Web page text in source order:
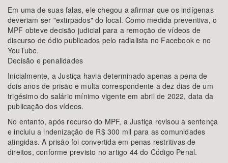
Em uma de suas falas, ele chegou a afirmar que os indígenas
deveriam ser "extirpados" do local. Como medida preventiva, o
MPF obteve decisão judicial para a remoção de vídeos de
discurso de ódio publicados pelo radialista no Facebook e no
YouTube.
Decisão e penalidades
Inicialmente, a Justiça havia determinado apenas a pena de
dois anos de prisão e multa correspondente a dez dias de um
trigésimo do salário mínimo vigente em abril de 2022, data da
publicação dos vídeos.
No entanto, após recurso do MPF, a Justiça revisou a sentença
e incluiu a indenização de R$ 300 mil para as comunidades
atingidas. A prisão foi convertida em penas restritivas de
direitos, conforme previsto no artigo 44 do Código Penal.